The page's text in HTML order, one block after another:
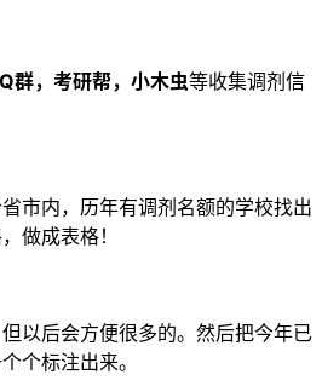
群，考研帮，小木虫等收集调剂信
市内，历年有调剂名额的学校找出
做成表格！
以后会方便很多的。然后把今年已
个标注出来。